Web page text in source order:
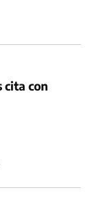
cita con